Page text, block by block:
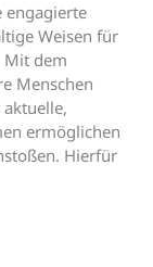
engagierte
Weisen für
Mit dem
Menschen
ermöglichen
Hierfür